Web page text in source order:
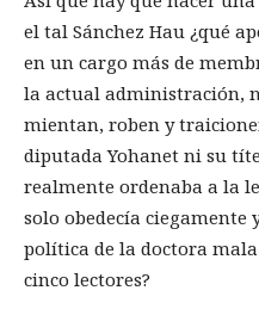
el tal Sánchez Hau ¿qué
en un cargo más de
la actual administración,
mientan, roben y
diputada Yohanet ni su
realmente ordenaba a la
solo obedecía ciegamente
política de la doctora
cinco lectores?